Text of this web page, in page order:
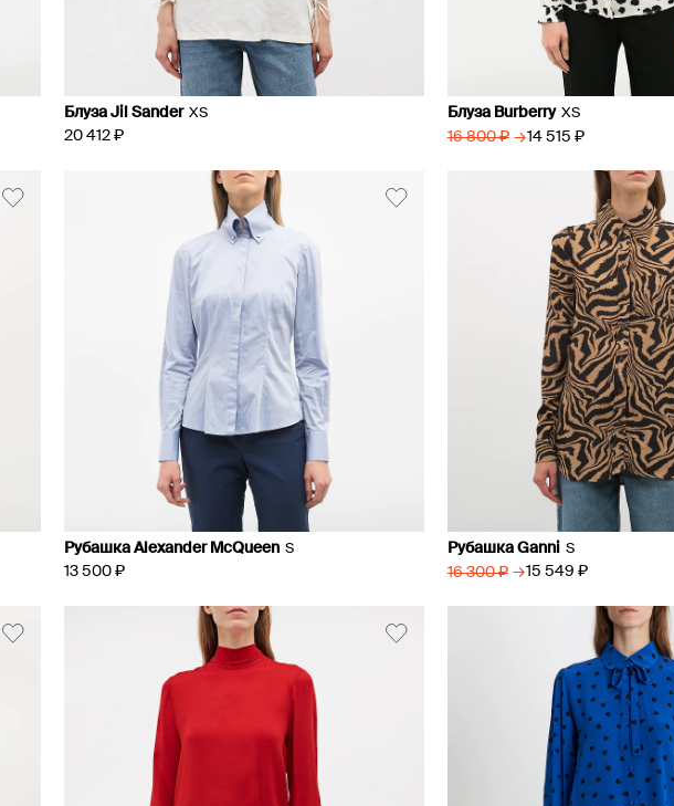
Блуза Jil Sander XS
20 412 ₽
Блуза Burberry XS
16 800 ₽ → 14 515 ₽
Рубашка Alexander McQueen S
13 500 ₽
Рубашка Ganni S
16 300 ₽ → 15 549 ₽